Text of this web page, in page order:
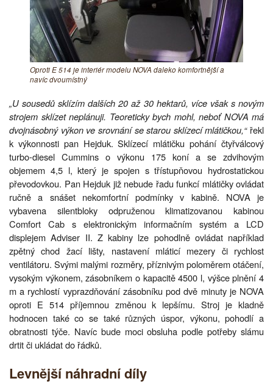
Oproti E 514 je interiér modelu NOVA daleko komfortnější a
navíc dvoumístný
„U sousedů sklízím dalších 20 až 30 hektarů, více však s novým
strojem sklízet neplánuji. Teoreticky bych mohl, neboť NOVA má
dvojnásobný výkon ve srovnání se starou sklízecí mlátičkou,“řekl
k výkonnosti pan Hejduk. Sklízecí mlátičku pohání čtyřválcový
turbo-diesel Cummins o výkonu 175 koní a se zdvihovým
objemem 4,5 l, který je spojen s třístupňovou hydrostatickou
převodovkou. Pan Hejduk již nebude řadu funkcí mlátičky ovládat
ručně a snášet nekomfortní podmínky v kabině. NOVA je
vybavena silentbloky odpruženou klimatizovanou kabinou
Comfort Cab s elektronickým informačním systém a LCD
displejem Adviser II. Z kabiny lze pohodlně ovládat například
zpětný chod žací lišty, nastavení mláticí mezery či rychlost
ventilátoru. Svými malými rozměry, příznivým poloměrem otáčení,
vysokým výkonem, zásobníkem o kapacitě 4500 l, výšce plnění 4
m a rychlostí vyprazdňování zásobníku pod dvě minuty je NOVA
oproti E 514 příjemnou změnou k lepšímu. Stroj je kladně
hodnocen také co se také různých úspor, výkonu, pohodlí a
obratnosti týče. Navíc bude moci obsluha podle potřeby slámu
drtit či ukládat do řádků.
Levnější náhradní díly